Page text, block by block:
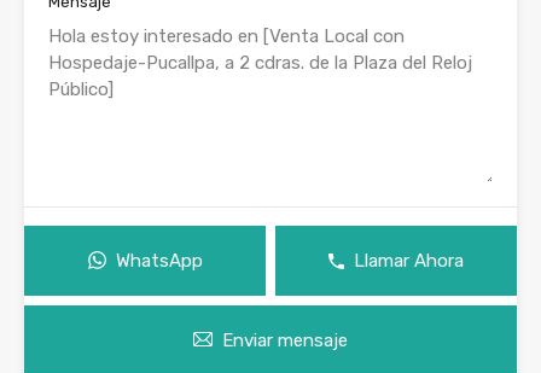
WhatsApp Llamar Ahora
Enviar mensaje